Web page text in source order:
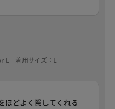
L 着用サイズ：L
ほどよく隠してくれる